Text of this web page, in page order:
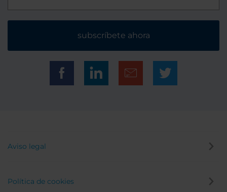
subscríbete ahora
Aviso legal
Política de cookies